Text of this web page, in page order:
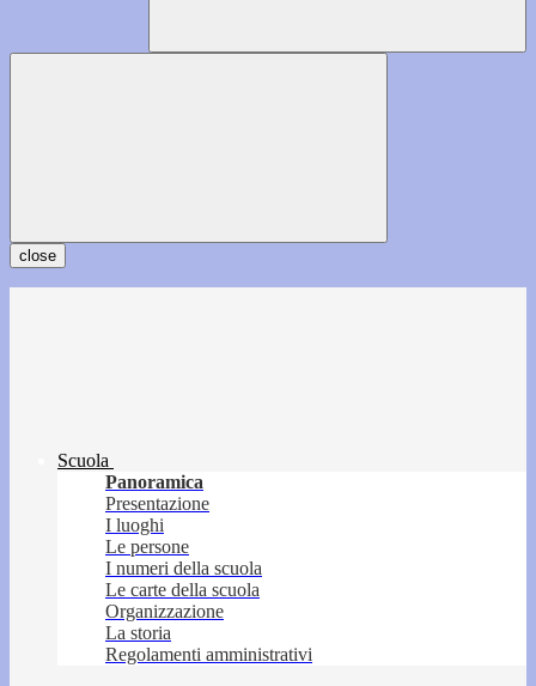
close
Scuola
Panoramica
Presentazione
I luoghi
Le persone
I numeri della scuola
Le carte della scuola
Organizzazione
La storia
Regolamenti amministrativi